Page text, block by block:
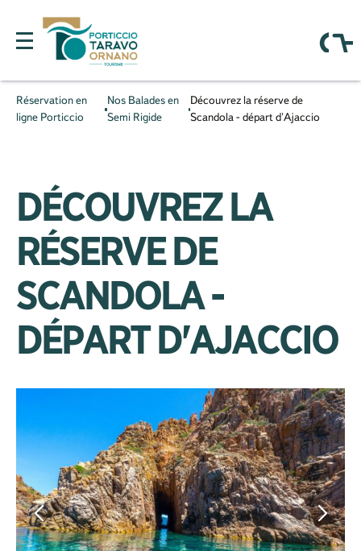
Réservation en
ligne Porticcio
Nos Balades en
Semi Rigide
Découvrez la réserve de
Scandola - départ d'Ajaccio
DÉCOUVREZ LA
RÉSERVE DE
SCANDOLA -
DÉPART D'AJACCIO